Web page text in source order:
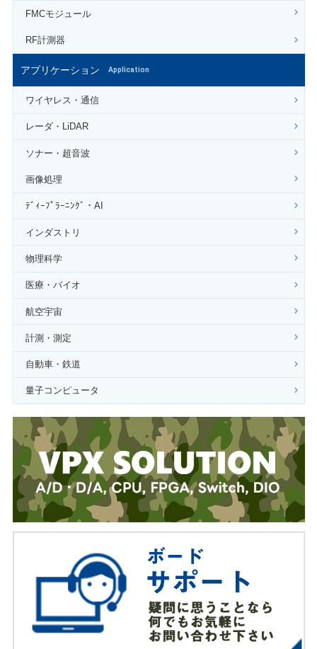
FMCモジュール
RF計測器
アプリケーション Application
ワイヤレス・通信
レーダ・LiDAR
ソナー・超音波
画像処理
ﾃﾞｨｰﾌﾟﾗｰﾆﾝｸﾞ・AI
インダストリ
物理科学
医療・バイオ
航空宇宙
計測・測定
自動車・鉄道
量子コンピュータ